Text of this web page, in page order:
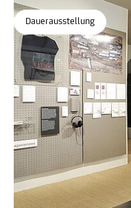
Dauerausstellung